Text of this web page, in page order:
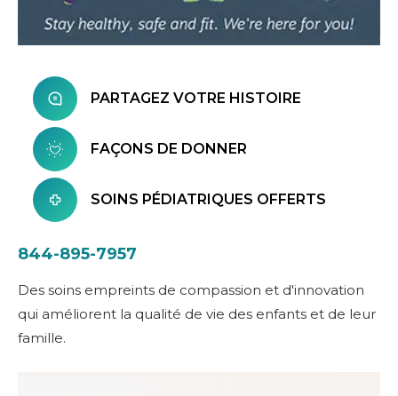
PARTAGEZ VOTRE HISTOIRE
FAÇONS DE DONNER
SOINS PÉDIATRIQUES OFFERTS
844-895-7957
Des soins empreints de compassion et d'innovation
qui améliorent la qualité de vie des enfants et de leur
famille.